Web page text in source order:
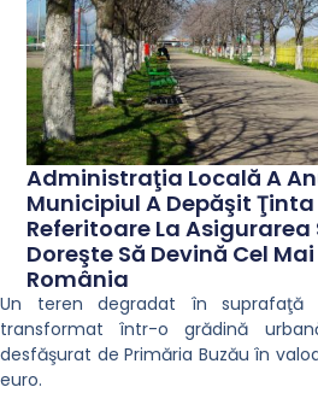
Administraţia Locală A
Municipiul A Depăşit Ţinta
Referitoare La Asigurarea
Doreşte Să Devină Cel
România
Un teren degradat în
transformat într-o grădină
desfăşurat de Primăria Buzău în
euro.